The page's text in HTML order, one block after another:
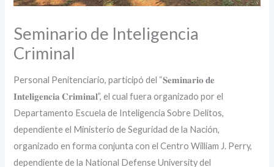
Seminario de Inteligencia
Criminal
Personal Penitenciario, participó del “𝐒𝐞𝐦𝐢𝐧𝐚𝐫𝐢𝐨 𝐝𝐞
𝐈𝐧𝐭𝐞𝐥𝐢𝐠𝐞𝐧𝐜𝐢𝐚 𝐂𝐫𝐢𝐦𝐢𝐧𝐚𝐥”, el cual fuera organizado por el
Departamento Escuela de Inteligencia Sobre Delitos,
dependiente el Ministerio de Seguridad de la Nación,
organizado en forma conjunta con el Centro William J. Perry,
dependiente de la National Defense University del